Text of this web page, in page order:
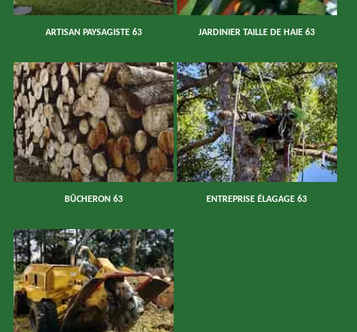
ARTISAN PAYSAGISTE 63 JARDINIER TAILLE DE HAIE 63
BÛCHERON 63 ENTREPRISE ÉLAGAGE 63